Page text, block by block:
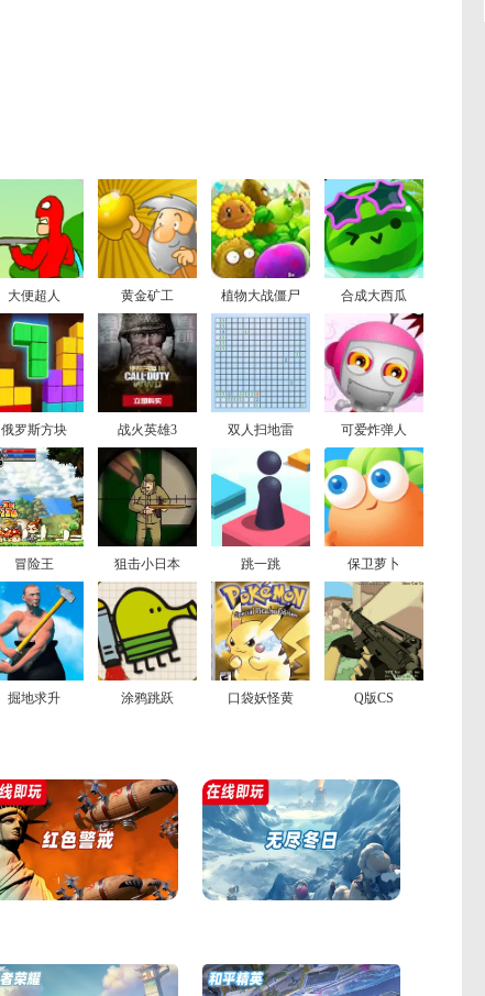
大便超人 黄金矿工 植物大战僵尸 合成大西瓜
俄罗斯方块 战火英雄3 双人扫地雷 可爱炸弹人
冒险王 狙击小日本 跳一跳 保卫萝卜
掘地求升 涂鸦跳跃 口袋妖怪黄 Q版CS